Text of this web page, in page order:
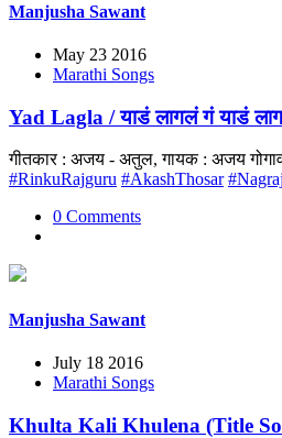
Manjusha Sawant
May 23 2016
Marathi Songs
Yad Lagla / याडं लागलं गं याडं
गीतकार : अजय - अतुल, गायक : अजय
#RinkuRajguru #AkashThosar
0 Comments
Manjusha Sawant
July 18 2016
Marathi Songs
Khulta Kali Khulena (Title